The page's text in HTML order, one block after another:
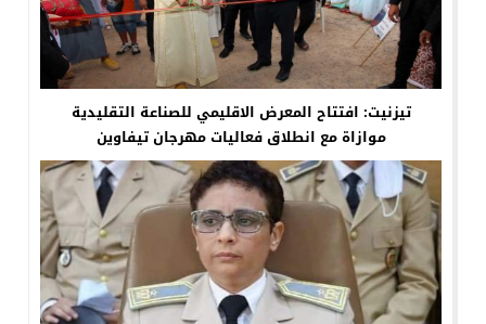
تيزنيت: افتتاح المعرض الاقليمي للصناعة التقليدية
موازاة مع انطلاق فعاليات مهرجان تيفاوين